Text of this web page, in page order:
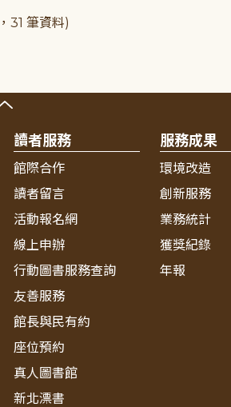
31 筆資料)
讀者服務
館際合作
讀者留言
活動報名網
線上申辦
行動圖書服務查詢
友善服務
館長與民有約
座位預約
真人圖書館
新北漂書
服務成果
環境改造
創新服務
業務統計
獲獎紀錄
年報